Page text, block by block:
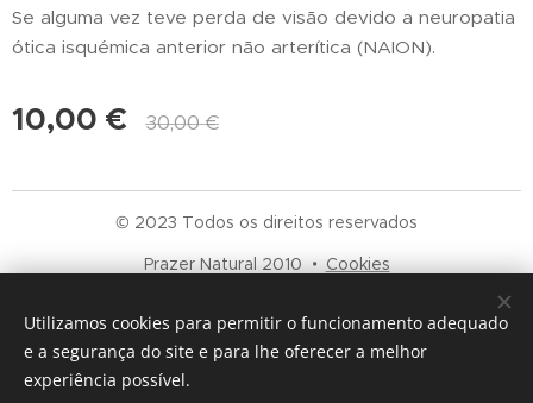
Se alguma vez teve perda de visão devido a neuropatia
ótica isquémica anterior não arterítica (NAION).
10,00 € 30,00€
© 2023 Todos os direitos reservados
Prazer Natural 2010
Cookies
Idiomas
Português
English
Utilizamos cookies para permitir o funcionamento adequado
e a segurança do site e para lhe oferecer a melhor
experiência possível.